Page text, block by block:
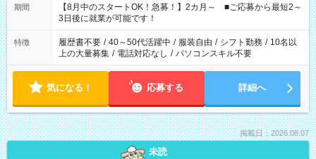
「できれば残業はしたくない」 など、ご希望を教えてください
ね。 ※Wワーク希望の方へ 今ご覧のお仕事で希望する勤務時間
と、もう1つのお仕事の勤務時間。 合計で週40時間を超える場
合は応募できません。
期間
【8月中のスタートOK！急募！】2カ月～ ■ご応募から最短2～
3日後に就業が可能です！
特徴 履歴書不要 / 40～50代活躍中 / 服装自由 / シフト勤務 / 10名以
上の大量募集 / 電話対応なし / パソコンスキル不要
気になる！ 応募する 詳細へ
掲載日：2026.08.07
未読